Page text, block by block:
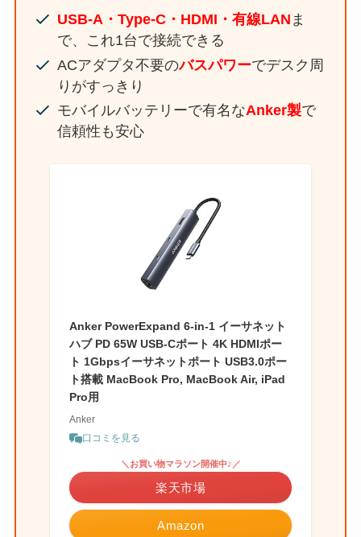
USB-A・Type-C・HDMI・有線LAN ま
で、これ1台で接続できる
ACアダプタ不要のバスパワーでデスク周
りがすっきり
モバイルバッテリーで有名なAnker製で
信頼性も安心
Anker PowerExpand 6-in-1 イーサネット
ハブ PD 65W USB-Cポート 4K HDMIポー
ト 1Gbpsイーサネットポート USB3.0ポー
ト搭載 MacBook Pro, MacBook Air, iPad
Pro用
Anker
口コミを見る
Amazon
＼お買い物マラソン開催中♪／
楽天市場